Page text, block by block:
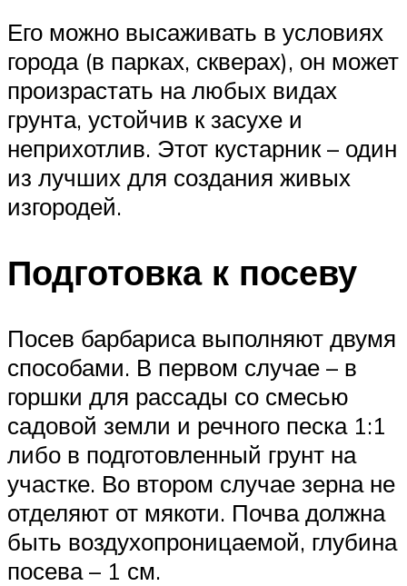
Его можно высаживать в условиях
города (в парках, скверах), он может
произрастать на любых видах
грунта, устойчив к засухе и
неприхотлив. Этот кустарник – один
из лучших для создания живых
изгородей.
Подготовка к посеву
Посев барбариса выполняют двумя
способами. В первом случае – в
горшки для рассады со смесью
садовой земли и речного песка 1:1
либо в подготовленный грунт на
участке. Во втором случае зерна не
отделяют от мякоти. Почва должна
быть воздухопроницаемой, глубина
посева – 1 см.